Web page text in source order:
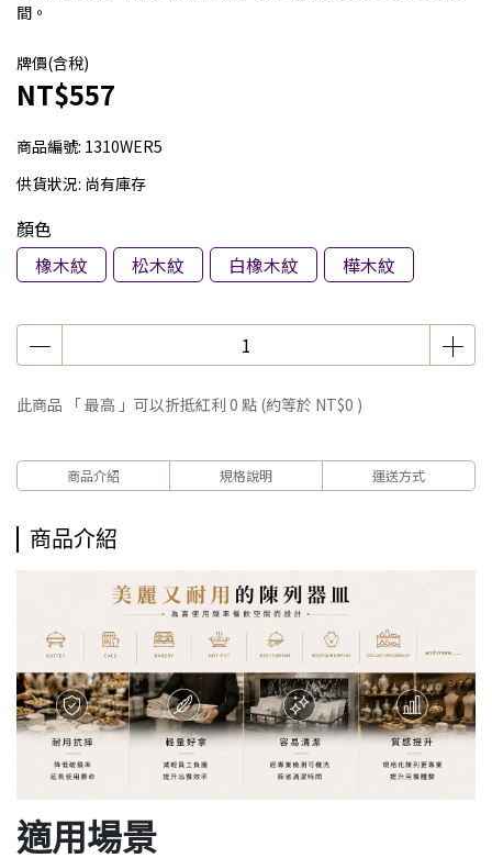
間。
牌價(含稅)
NT$557
商品編號: 1310WER5
供貨狀況: 尚有庫存
顏色
橡木紋
松木紋 白橡木紋 樺木紋
此商品 「 最高 」可以折抵紅利 0 點 (約等於 NT$0 )
商品介紹 規格說明 運送方式
商品介紹
適用場景